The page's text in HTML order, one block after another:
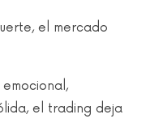
el mercado
el trading deja